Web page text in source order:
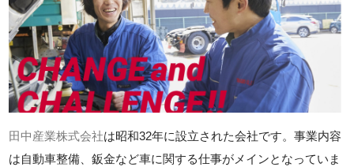
田中産業株式会社は昭和32年に設立された会社です。事業内容
は自動車整備、鈑金など車に関する仕事がメインとなっていま